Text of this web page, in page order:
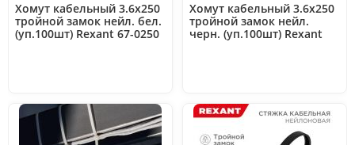
Хомут кабельный 3.6х250
тройной замок нейл. бел.
(уп.100шт) Rexant 67-0250
Хомут кабельный 3.6х250
тройной замок нейл.
черн. (уп.100шт) Rexant